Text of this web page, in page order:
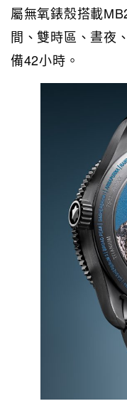
屬無氧錶殼搭載
間、雙時區、晝夜
備42小時。